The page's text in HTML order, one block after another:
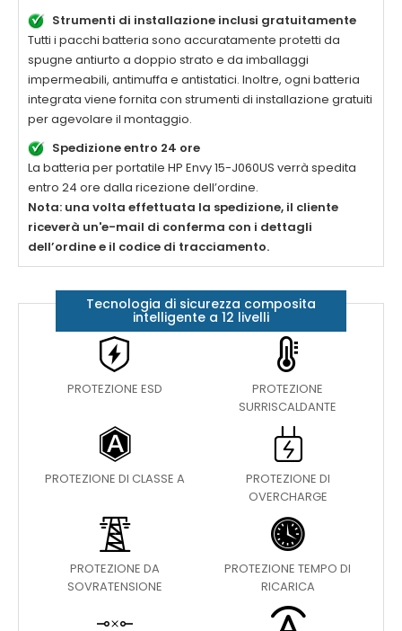
Strumenti di installazione inclusi gratuitamente
Tutti i pacchi batteria sono accuratamente protetti da
spugne antiurto a doppio strato e da imballaggi
impermeabili, antimuffa e antistatici. Inoltre, ogni batteria
integrata viene fornita con strumenti di installazione gratuiti
per agevolare il montaggio.
Spedizione entro 24 ore
La batteria per portatile HP Envy 15-J060US verrà spedita
entro 24 ore dalla ricezione dell’ordine.
Nota: una volta effettuata la spedizione, il cliente
riceverà un'e-mail di conferma con i dettagli
dell’ordine e il codice di tracciamento.
Tecnologia di sicurezza composita
intelligente a 12 livelli
PROTEZIONE ESD
PROTEZIONE
SURRISCALDANTE
PROTEZIONE DI CLASSE A
PROTEZIONE DI
OVERCHARGE
PROTEZIONE DA
SOVRATENSIONE
PROTEZIONE TEMPO DI
RICARICA